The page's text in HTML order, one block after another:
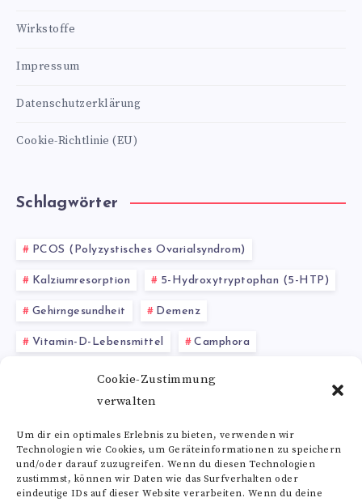
Cookie-Zustimmung
verwalten
Um dir ein optimales Erlebnis zu bieten, verwenden wir
Technologien wie Cookies, um Geräteinformationen zu speichern
und/oder darauf zuzugreifen. Wenn du diesen Technologien
zustimmst, können wir Daten wie das Surfverhalten oder
eindeutige IDs auf dieser Website verarbeiten. Wenn du deine
Wirkstoffe
Impressum
Datenschutzerklärung
Cookie-Richtlinie (EU)
Schlagwörter
PCOS (Polyzystisches Ovarialsyndrom)
Kalziumresorption 5-Hydroxytryptophan (5-HTP)
Gehirngesundheit Demenz
Vitamin-D-Lebensmittel Camphora
Luteolin Wirkung natürliche Krebstherapie
Kupfer in der Ernährung
Alle Schlagwörter